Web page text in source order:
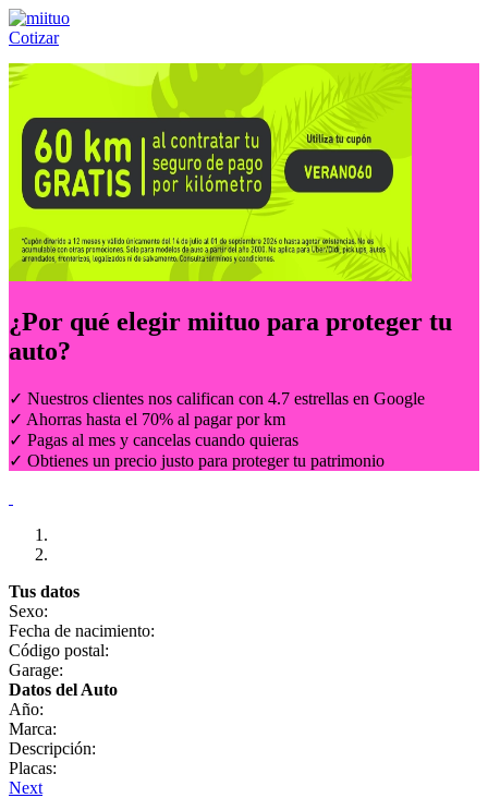
Cotizar
Llámanos al:(55) 84-21-05-00 ó
¿Por qué elegir miituo para proteger tu
auto?
✓ Nuestros clientes nos califican con 4.7 estrellas en Google
✓ Ahorras hasta el 70% al pagar por km
✓ Pagas al mes y cancelas cuando quieras
✓ Obtienes un precio justo para proteger tu patrimonio
Tus datos
Sexo:
Fecha de nacimiento:
Código postal:
Garage:
Datos del Auto
Año:
Marca:
Descripción:
Placas:
Next